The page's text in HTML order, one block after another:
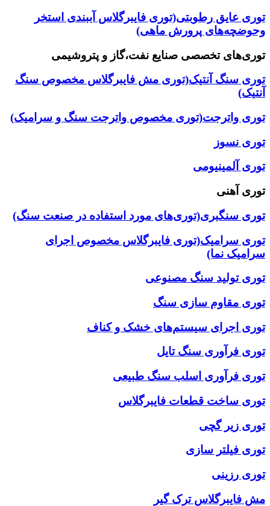
توری عایق رطوبتی(توری فایبرگلاس آببندی استخر
وحوضچه‌های پرورش ماهی)
توری‌های تخصصی صنایع نفت،گاز و پتروشیمی
توری سنگ آنتیک(توری مش فایبرگلاس مخصوص سنگ
آنتیک)
توری واترجت(توری مخصوص واترجت سنگ و سرامیک)
توری نسوز
توری آلمینیومی
توری آهنی
توری سنگبری(توری‌های مورد استفاده در صنعت سنگ)
توری سرامیک(توری فایبرگلاس مخصوص اجرای
سرامیک نما)
توری تولید سنگ مصنوعی
توری مقاوم سازی سنگ
توری اجرای سیستم‌های خشک و کناف
توری فرآوری سنگ تایل
توری فرآوری اسلب سنگ طبیعی
توری ساخت قطعات فایبرگلاس
توری زیر گچی
توری فیلتر سازی
توری رزینی
مش فایبرگلاس ترک گیر